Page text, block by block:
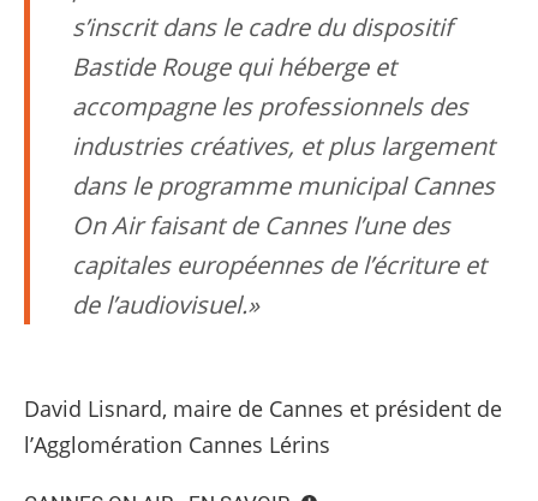
s’inscrit dans le cadre du dispositif
Bastide Rouge qui héberge et
accompagne les professionnels des
industries créatives, et plus largement
dans le programme municipal Cannes
On Air faisant de Cannes l’une des
capitales européennes de l’écriture et
de l’audiovisuel.
David Lisnard, maire de Cannes et président de
l’Agglomération Cannes Lérins